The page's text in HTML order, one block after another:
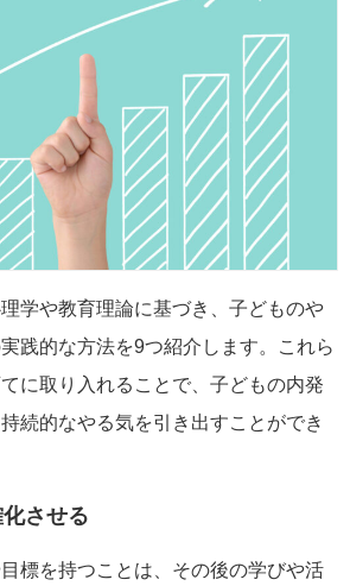
学や教育理論に基づき、子どものや
践的な方法を9つ紹介します。これら
に取り入れることで、子どもの内発
続的なやる気を引き出すことができ
させる
標を持つことは、その後の学びや活